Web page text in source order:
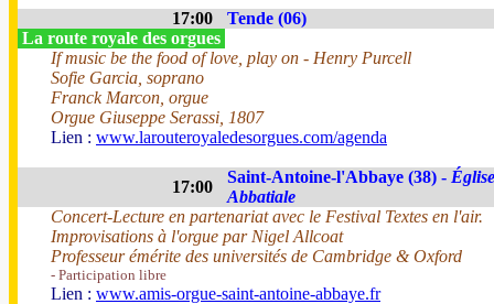
17:00
Tende (06)
La route royale des orgues
If music be the food of love, play on - Henry Purcell
Sofie Garcia, soprano
Franck Marcon, orgue
Orgue Giuseppe Serassi, 1807
Lien : www.larouteroyaledesorgues.com/agenda
17:00
Saint-Antoine-l'Abbaye (38) - Église
Abbatiale
Concert-Lecture en partenariat avec le Festival Textes en l'air.
Improvisations à l'orgue par Nigel Allcoat
Professeur émérite des universités de Cambridge & Oxford
- Participation libre
Lien : www.amis-orgue-saint-antoine-abbaye.fr